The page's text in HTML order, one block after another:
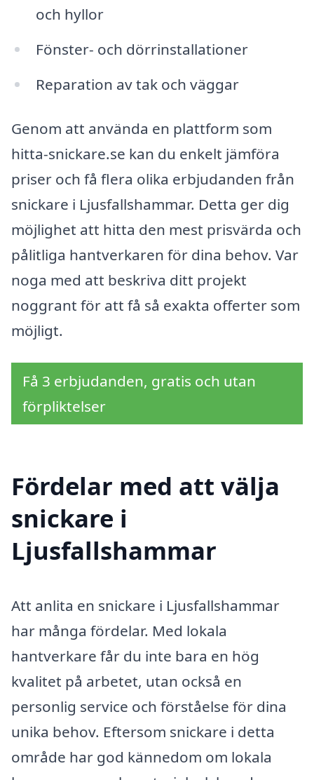
och hyllor
Fönster- och dörrinstallationer
Reparation av tak och väggar
Genom att använda en plattform som
hitta-snickare.se kan du enkelt jämföra
priser och få flera olika erbjudanden från
snickare i Ljusfallshammar. Detta ger dig
möjlighet att hitta den mest prisvärda och
pålitliga hantverkaren för dina behov. Var
noga med att beskriva ditt projekt
noggrant för att få så exakta offerter som
möjligt.
Få 3 erbjudanden, gratis och utan
förpliktelser
Fördelar med att välja
snickare i
Ljusfallshammar
Att anlita en snickare i Ljusfallshammar
har många fördelar. Med lokala
hantverkare får du inte bara en hög
kvalitet på arbetet, utan också en
personlig service och förståelse för dina
unika behov. Eftersom snickare i detta
område har god kännedom om lokala